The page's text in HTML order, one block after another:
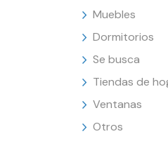
Muebles
Dormitorios
Se busca
Tiendas de
Ventanas
Otros